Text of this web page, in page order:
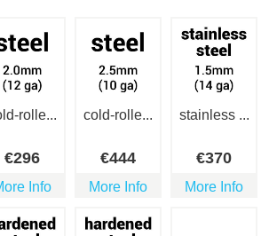
rolle...
€296
Info
cold-rolle...
€444
More Info
stainless ...
€370
More Info